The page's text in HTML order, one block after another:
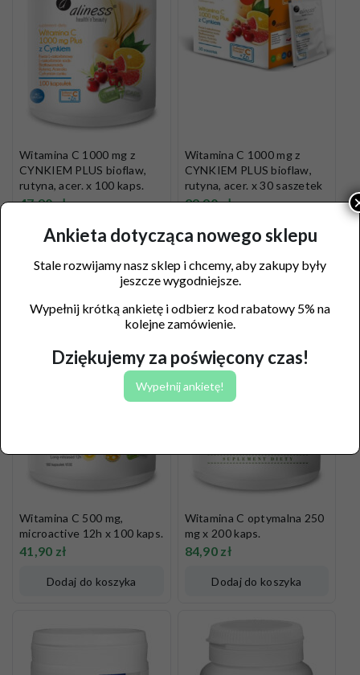
Witamina C 1000 mg z
CYNKIEM PLUS bioflaw,
rutyna, acer. x 100 kaps.
47,90zł
Dodaj do koszyka
Witamina C 1000 mg z
CYNKIEM PLUS bioflaw,
rutyna, acer. x 30 saszetek
29,90zł
Dodaj do koszyka
Witamina C 500 mg,
microactive 12h x 100 kaps.
41,90 zł
Dodaj do koszyka
Witamina C optymalna 250
mg x 200 kaps.
84,90 zł
Dodaj do koszyka
Ankieta dotycząca nowego sklepu
Stale rozwijamy nasz sklep i chcemy, aby zakupy były
jeszcze wygodniejsze.
Wypełnij krótką ankietę i odbierz kod rabatowy 5% na
kolejne zamówienie.
Dziękujemy za poświęcony czas!
Wypełnij ankietę!